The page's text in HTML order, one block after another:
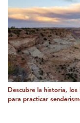
Descubre la historia,
para practicar